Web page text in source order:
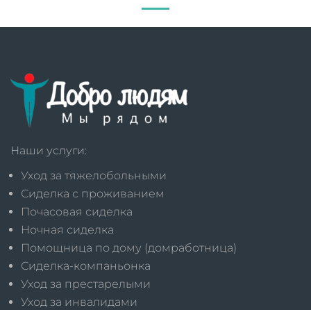
Наши услуги:
Уход за тяжелобольными
Сиделка с проживанием
Почасовая сиделка
Ночная сиделка
Помощница по дому (домработница)
Сиделка-компаньонка
Уход за престарелыми
Уход за инвалидами